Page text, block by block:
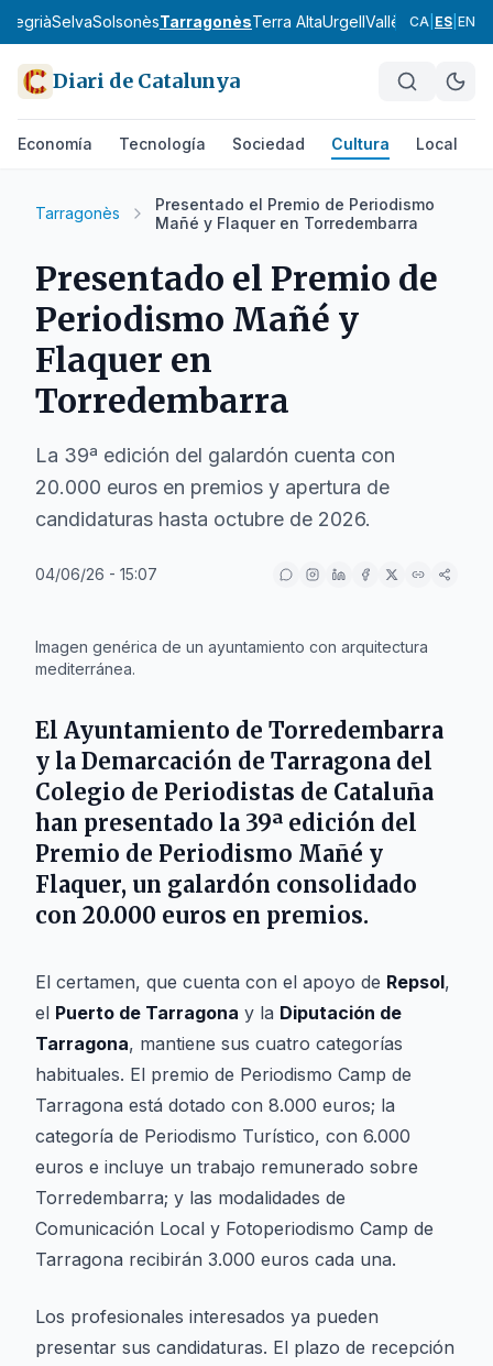
SegriàSelvaSolsonèsTarragonèsTerra AltaUrgellVallès Occidental
CA ES EN
Diari de Catalunya
Economía Tecnología Sociedad Cultura Local
Tarragonès
Presentado el Premio de Periodismo
Mañé y Flaquer en Torredembarra
Presentado el Premio de
Periodismo Mañé y
Flaquer en
Torredembarra
La 39ª edición del galardón cuenta con
20.000 euros en premios y apertura de
candidaturas hasta octubre de 2026.
04/06/26 - 15:07
Imagen genérica de un ayuntamiento con arquitectura
mediterránea.
El Ayuntamiento de Torredembarra
y la Demarcación de Tarragona del
Colegio de Periodistas de Cataluña
han presentado la 39ª edición del
Premio de Periodismo Mañé y
Flaquer, un galardón consolidado
con 20.000 euros en premios.
El certamen, que cuenta con el apoyo de Repsol,
el Puerto de Tarragona y la Diputación de
Tarragona, mantiene sus cuatro categorías
habituales. El premio de Periodismo Camp de
Tarragona está dotado con 8.000 euros; la
categoría de Periodismo Turístico, con 6.000
euros e incluye un trabajo remunerado sobre
Torredembarra; y las modalidades de
Comunicación Local y Fotoperiodismo Camp de
Tarragona recibirán 3.000 euros cada una.
Los profesionales interesados ya pueden
presentar sus candidaturas. El plazo de recepción